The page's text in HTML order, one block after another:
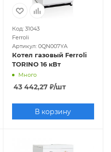
Код: 31043
Ferroli
Артикул: 0QN007YA
Котел газовый Ferroli
TORINO 16 кВт
Много
43 442,27₽/шт
В корзину